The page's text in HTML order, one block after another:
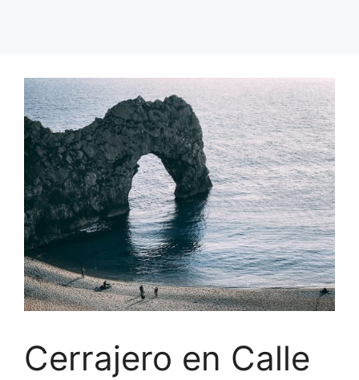
Cerrajero en Calle